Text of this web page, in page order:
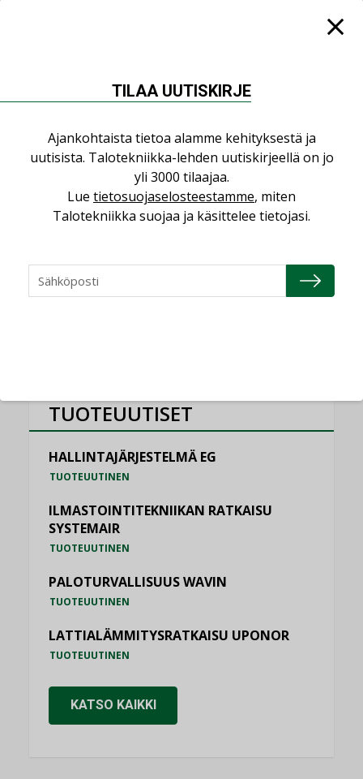
NIMITYKSET
Refair
NIMITYKSET
Granlund Oy
NIMITYKSET
TUOTEUUTISET
HALLINTAJÄRJESTELMÄ EG
TUOTEUUTINEN
ILMASTOINTITEKNIIKAN RATKAISU
SYSTEMAIR
TUOTEUUTINEN
PALOTURVALLISUUS WAVIN
TUOTEUUTINEN
LATTIALÄMMITYSRATKAISU UPONOR
TUOTEUUTINEN
KATSO KAIKKI
TILAA UUTISKIRJE
Ajankohtaista tietoa alamme kehityksestä ja
uutisista. Talotekniikka-lehden uutiskirjeellä on jo
yli 3000 tilaajaa.
Lue tietosuojaselosteestamme, miten
Talotekniikka suojaa ja käsittelee tietojasi.